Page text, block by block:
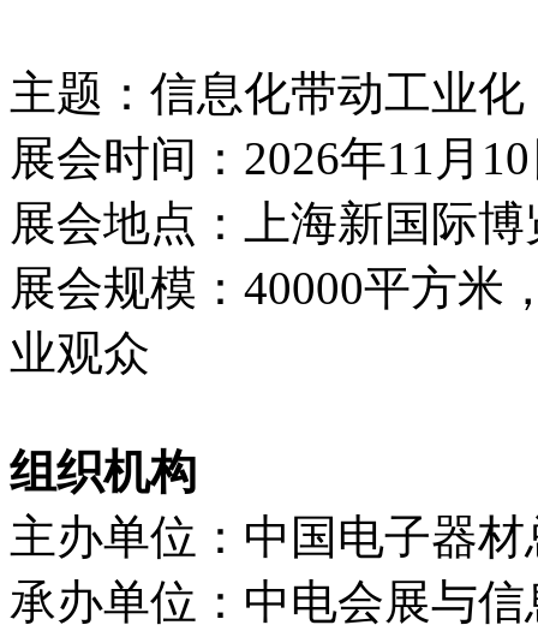
主题：信息化带动工业
展会时间：2026年11月
展会地点：上海新国际
展会规模：40000平方米
业观众
组织机构
主办单位：中国电子器
承办单位：中电会展与